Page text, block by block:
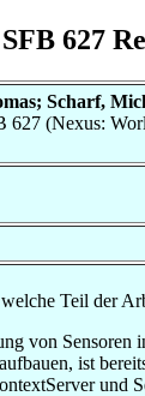
SFB 627
Scharf,
(Nexus:
Teil der
von
ist
und